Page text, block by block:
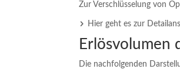
Zur Verschlüsselung von
Hier geht es zur
Erlösvolumen
Die nachfolgenden